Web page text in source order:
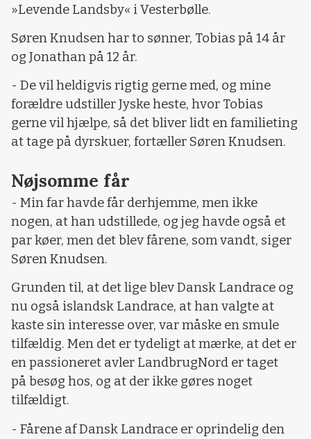
»Levende Landsby« i Vesterbølle.
Søren Knudsen har to sønner, Tobias på 14 år
og Jonathan på 12 år.
- De vil heldigvis rigtig gerne med, og mine
forældre udstiller Jyske heste, hvor Tobias
gerne vil hjælpe, så det bliver lidt en familieting
at tage på dyrskuer, fortæller Søren Knudsen.
Nøjsomme får
- Min far havde får derhjemme, men ikke
nogen, at han udstillede, og jeg havde også et
par køer, men det blev fårene, som vandt, siger
Søren Knudsen.
Grunden til, at det lige blev Dansk Landrace og
nu også islandsk Landrace, at han valgte at
kaste sin interesse over, var måske en smule
tilfældig. Men det er tydeligt at mærke, at det er
en passioneret avler LandbrugNord er taget
på besøg hos, og at der ikke gøres noget
tilfældigt.
- Fårene af Dansk Landrace er oprindelig den